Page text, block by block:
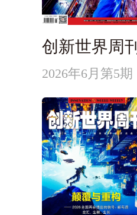
创新世界周刊
2026年6月第5期